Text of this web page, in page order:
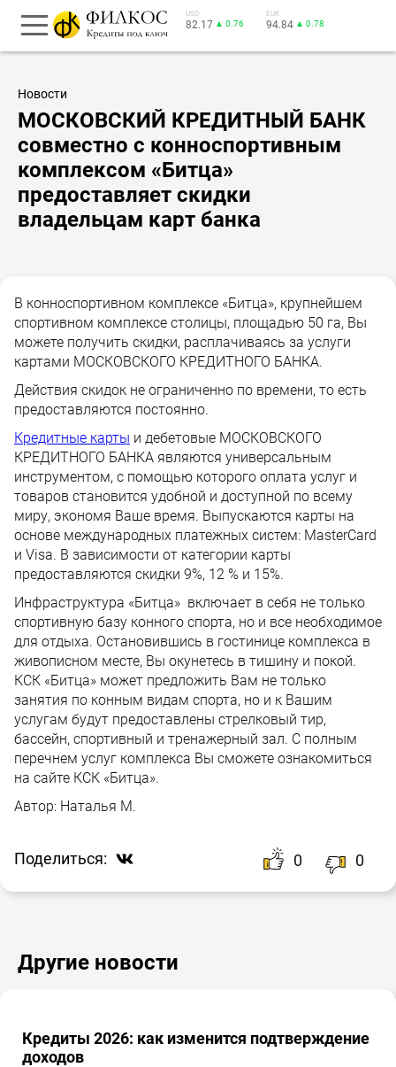
USD
82.17 ▲ 0.76
EUR
94.84 ▲ 0.78
Новости
МОСКОВСКИЙ КРЕДИТНЫЙ БАНК
совместно с конноспортивным
комплексом «Битца»
предоставляет скидки
владельцам карт банка
В конноспортивном комплексе «Битца», крупнейшем
спортивном комплексе столицы, площадью 50 га, Вы
можете получить скидки, расплачиваясь за услуги
картами МОСКОВСКОГО КРЕДИТНОГО БАНКА.
Действия скидок не ограниченно по времени, то есть
предоставляются постоянно.
Кредитные карты и дебетовые МОСКОВСКОГО
КРЕДИТНОГО БАНКА являются универсальным
инструментом, с помощью которого оплата услуг и
товаров становится удобной и доступной по всему
миру, экономя Ваше время. Выпускаются карты на
основе международных платежных систем: MasterCard
и Visa. В зависимости от категории карты
предоставляются скидки 9%, 12 % и 15%.
Инфраструктура «Битца» включает в себя не только
спортивную базу конного спорта, но и все необходимое
для отдыха. Остановившись в гостинице комплекса в
живописном месте, Вы окунетесь в тишину и покой.
КСК «Битца» может предложить Вам не только
занятия по конным видам спорта, но и к Вашим
услугам будут предоставлены стрелковый тир,
бассейн, спортивный и тренажерный зал. С полным
перечнем услуг комплекса Вы сможете ознакомиться
на сайте КСК «Битца».
Автор: Наталья М.
Поделиться: 0 0
Другие новости
Кредиты 2026: как изменится подтверждение
доходов